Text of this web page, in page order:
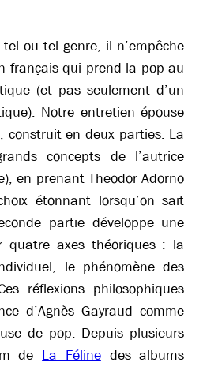
ou tel genre, il n’empêche
français qui prend la pop au
(et pas seulement d’un
Notre entretien épouse
construit en deux parties. La
concepts de l’autrice
en prenant Theodor Adorno
étonnant lorsqu’on sait
partie développe une
quatre axes théoriques : la
le phénomène des
réflexions philosophiques
d’Agnès Gayraud comme
de pop. Depuis plusieurs
de La Félinedes albums